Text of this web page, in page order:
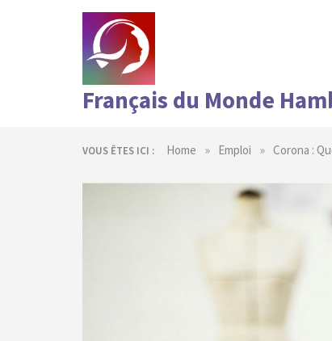
Français du Monde
VOUS ÊTES ICI : Home » Emploi » Corona :